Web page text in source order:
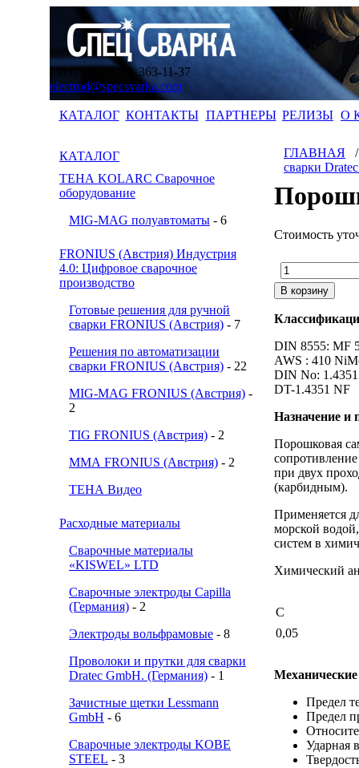
(383) 363-11-35, 363-11-37
electrod@specsvarka.com
КАТАЛОГ КОНТАКТЫ ПАРТНЕРЫ РЕЛИЗЫ О
КАТАЛОГ
ТЕНА KOLARC Сварочное
оборудование
MIG-MAG полуавтоматы - 6
FRONIUS (Австрия) Индустрия
4.0: Цифровое сварочное
производство
Готовые решения для ручной
сварки FRONIUS (Австрия) - 7
Решения по автоматизации
сварки FRONIUS (Австрия) - 22
MIG-MAG FRONIUS (Австрия) -
2
TIG FRONIUS (Австрия) - 2
ММА FRONIUS (Австрия) - 2
ТЕНА Видео
Расходные материалы
Сварочные материалы
«KISWEL» LTD
Сварочные электроды Capilla
(Германия) - 2
Электроды вольфрамовые - 8
Проволоки и прутки для сварки
Dratec GmbH. (Германия) - 1
Зачистные щетки Lessmann
GmbH - 6
Сварочные электроды KOBE
STEEL - 3
ГЛАВНАЯ
сварки
Стоимость
DIN 8555: MF
AWS : 410
DIN No: 1.4351
DT-1.4351 NF
Назначение и
Порошковая
при двух
(карбидным).
Применяется
морской
систем в
Химический
C
0,05
Предел
Предел
Ударная